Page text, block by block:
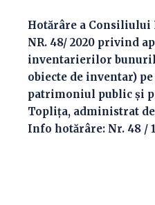
Hotărâre a Consiliului
NR. 48/ 2020 privind
inventarierilor
obiecte de inventar)
patrimoniul public şi
Topliţa, administrat
Info hotărâre: Nr. 48 /